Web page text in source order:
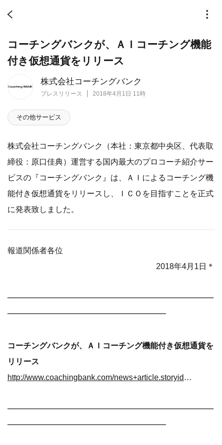
株式会社コーチングバンク
プレスリリース 2018年4月1日 11時
コーチングバンクが、ＡＩコーチング機能
付き仮想通貨をリリース
その他サービス
株式会社コーチングバンク（本社：東京都中央区、代表取
締役：原口佳典）運営する国内最大のプロコーチ紹介サー
ビスの『コーチングバンク』は、ＡＩによるコーチング機
能付き仮想通貨をリリースし、ＩＣＯを目指すことを正式
に発表致しました。
報道関係者各位
2018年4月1日＊
━━━━━━━━━━━━━━━━━━━━━━━━━━
━━━━━━━━━━━━━━━━━━━━
コーチングバンクが、ＡＩコーチング機能付き仮想通貨を
リリース
http://www.coachingbank.com/news+article.storyid+186.htm
━━━━━━━━━━━━━━━━━━━━━━━━━━
━━━━━━━━━━━━━━━━━━━━